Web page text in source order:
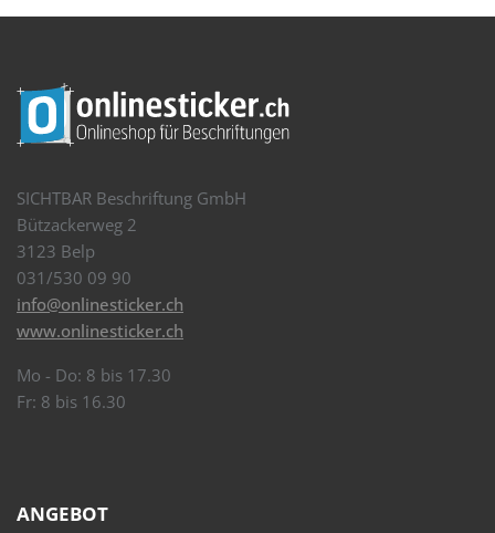
SICHTBAR Beschriftung GmbH
Bützackerweg 2
3123 Belp
031/530 09 90
info@onlinesticker.ch
www.onlinesticker.ch
Mo - Do: 8 bis 17.30
Fr: 8 bis 16.30
ANGEBOT